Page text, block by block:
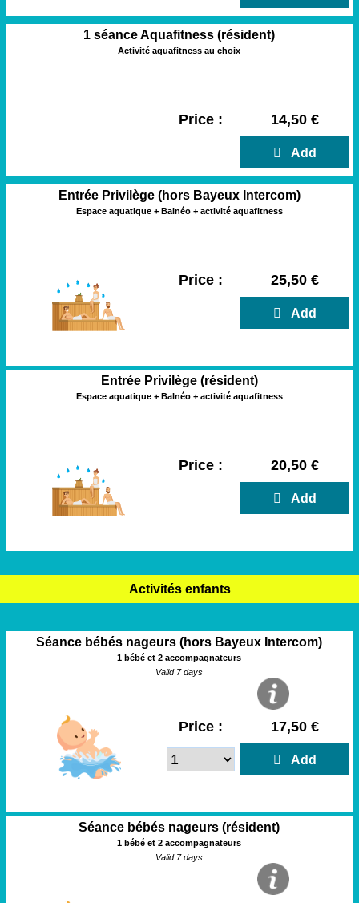
1 séance Aquafitness (résident)
Activité aquafitness au choix
Price : 14,50 €
Add
Entrée Privilège (hors Bayeux Intercom)
Espace aquatique + Balnéo + activité aquafitness
Price : 25,50 €
Add
Entrée Privilège (résident)
Espace aquatique + Balnéo + activité aquafitness
Price : 20,50 €
Add
Activités enfants
Séance bébés nageurs (hors Bayeux Intercom)
1 bébé et 2 accompagnateurs
Valid 7 days
Price : 17,50 €
Add
Séance bébés nageurs (résident)
1 bébé et 2 accompagnateurs
Valid 7 days